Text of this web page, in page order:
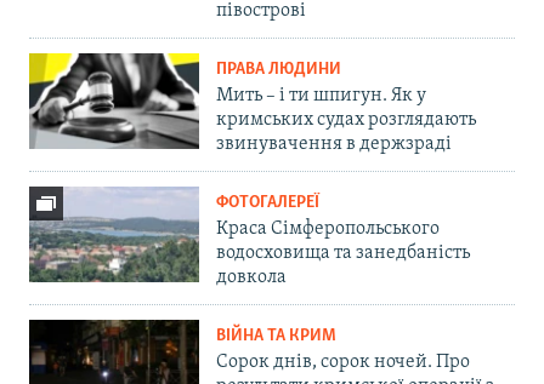
півострові
ПРАВА ЛЮДИНИ
Мить – і ти шпигун. Як у
кримських судах розглядають
звинувачення в держзраді
ФОТОГАЛЕРЕЇ
Краса Сімферопольського
водосховища та занедбаність
довкола
ВІЙНА ТА КРИМ
Сорок днів, сорок ночей. Про